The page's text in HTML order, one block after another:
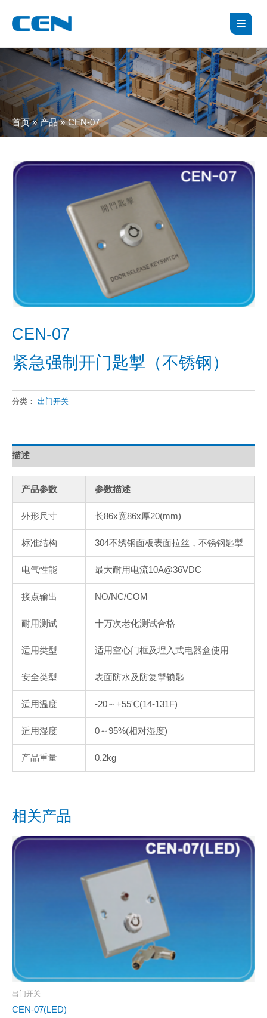
容
首页 产品 CEN-07
CEN-07
紧急强制开门匙掣（不锈钢）
分类： 出门开关
描述
产品参数 参数描述
外形尺寸 长86x宽86x厚20(mm)
标准结构 304不绣钢面板表面拉丝，不锈钢匙掣
电气性能 最大耐用电流10A@36VDC
接点输出 NO/NC/COM
耐用测试 十万次老化测试合格
适用类型 适用空心门框及埋入式电器盒使用
安全类型 表面防水及防复掣锁匙
适用温度 -20～+55℃(14-131F)
适用湿度 0～95%(相对湿度)
产品重量 0.2kg
相关产品
出门开关
CEN-07(LED)